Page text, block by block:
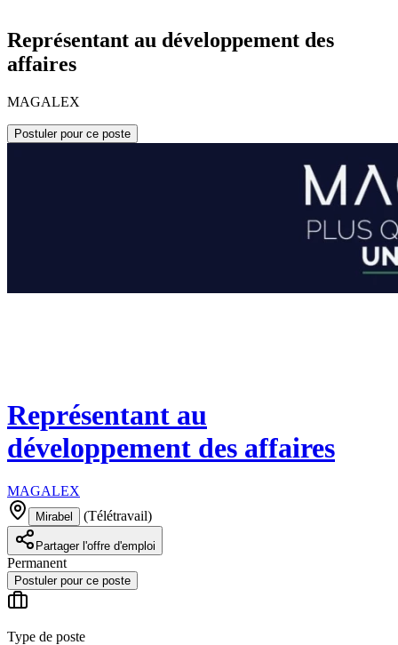
Représentant au développement des
affaires
MAGALEX
Postuler pour ce poste
Représentant au
développement des affaires
MAGALEX
Mirabel (Télétravail)
Partager l'offre d'emploi
Permanent
Postuler pour ce poste
Type de poste